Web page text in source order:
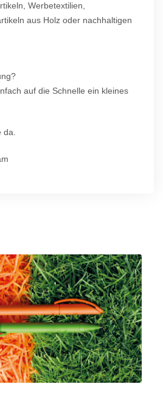
Werbetextilien,
aus Holz oder nachhaltigen
auf die Schnelle ein kleines